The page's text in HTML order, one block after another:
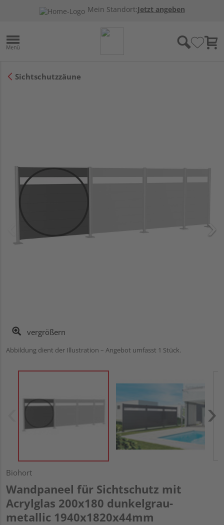
Mein Standort:Jetzt angeben
Sichtschutzzäune
vergrößern
Abbildung dient der Illustration – Angebot umfasst 1 Stück.
Biohort
Wandpaneel für Sichtschutz mit
Acrylglas 200x180 dunkelgrau-
metallic 1940x1820x44mm